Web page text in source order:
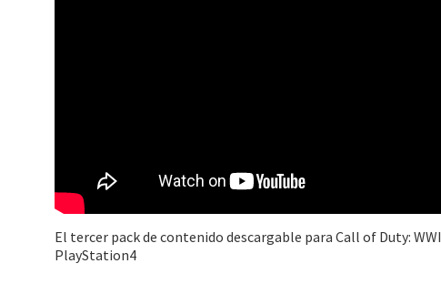
El tercer pack de contenido descargable para Call of Duty:
PlayStation4